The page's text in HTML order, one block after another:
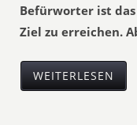
Befürworter ist
Ziel zu erreichen.
WEITERLESEN